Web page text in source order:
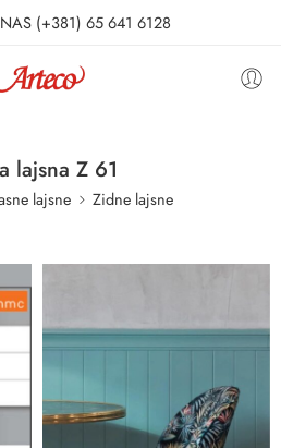
(+381) 65 641 6128
lajsna Z 61
lajsne Zidne lajsne